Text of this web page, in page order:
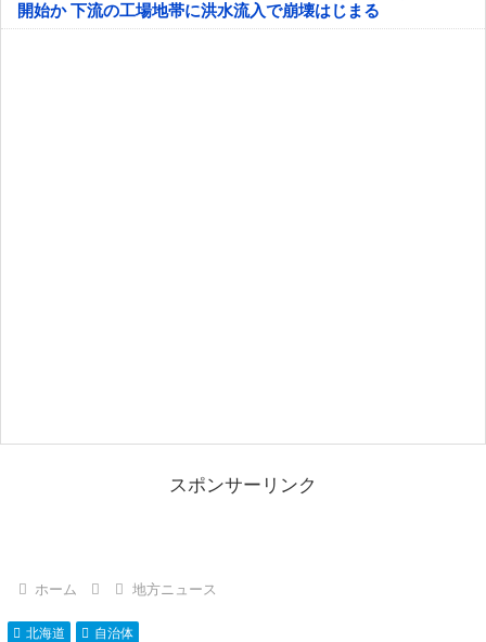
開始か 下流の工場地帯に洪水流入で崩壊はじまる
スポンサーリンク
ホーム 地方ニュース
北海道 自治体